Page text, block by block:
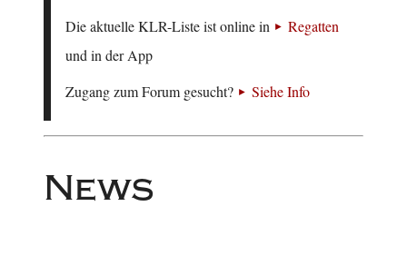
Die aktuelle KLR-Liste ist online in
Regatten
und in der App
Zugang zum Forum gesucht?
Siehe Info
News